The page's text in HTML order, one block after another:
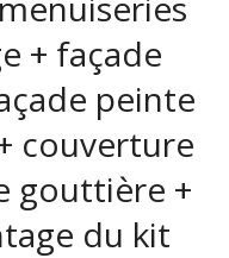
+ façade
peinte
couverture
gouttière +
du kit